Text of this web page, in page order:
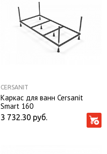
CERSANIT
Каркас для ванн Cersanit
Smart 160
3 732.30 руб.